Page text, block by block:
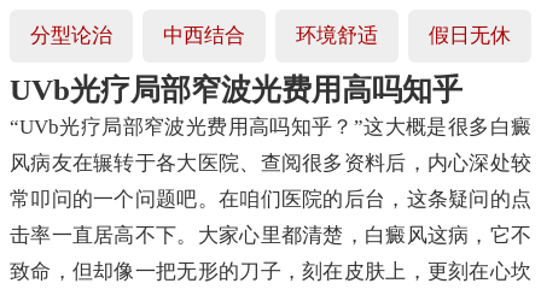
分型论治 中西结合 环境舒适 假日无休
UVb光疗局部窄波光费用高吗知乎
“UVb光疗局部窄波光费用高吗知乎？”这大概是很多白癜
风病友在辗转于各大医院、查阅很多资料后，内心深处较
常叩问的一个问题吧。在咱们医院的后台，这条疑问的点
击率一直居高不下。大家心里都清楚，白癜风这病，它不
致命，但却像一把无形的刀子，刻在皮肤上，更刻在心坎